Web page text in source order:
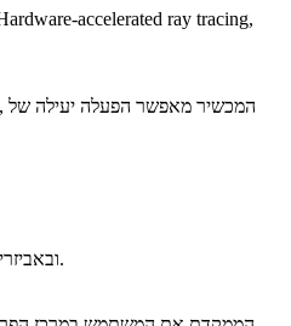
מערכת ההפעלה iPadOS מציעה חוויית שימוש מתקדמת עם יכולות עבודה מרובות משימות, שילוב מלא עם אפליקציות Apple, תמיכה מלאה בעבודה עם Apple Pencil ובאביזרי מקלדת חיצוניים.